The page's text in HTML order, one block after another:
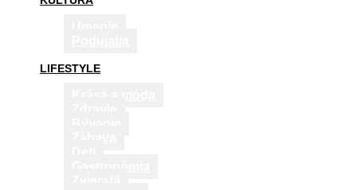
LIFESTYLE